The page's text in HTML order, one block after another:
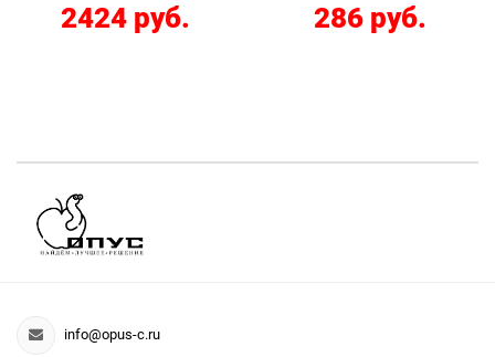
2424 руб. 286 руб.
info@opus-c.ru